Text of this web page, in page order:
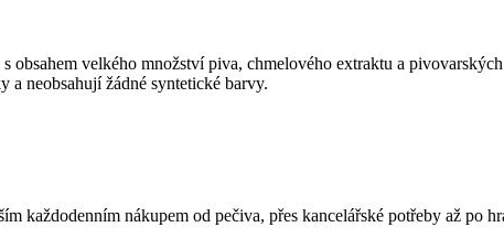
obsahem velkého množství piva, chmelového extraktu a
a neobsahují žádné syntetické barvy.
každodenním nákupem od pečiva, přes kancelářské potřeby až po